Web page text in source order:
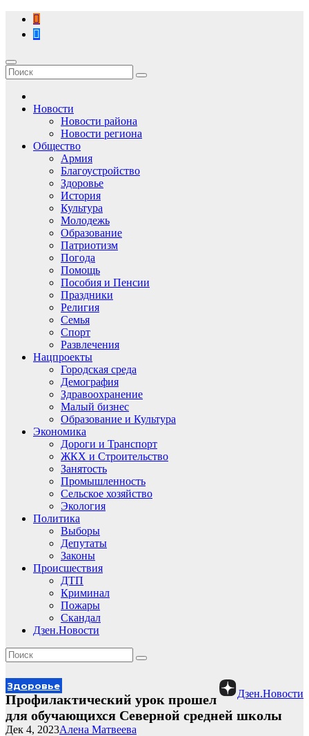
Перейти
содержимому
Новости
Новости района
Новости региона
Общество
Армия
Благоустройство
Здоровье
История
Культура
Молодежь
Образование
Патриотизм
Погода
Помощь
Пособия и Пенсии
Праздники
Религия
Семья
Спорт
Развлечения
Нацпроекты
Городская среда
Демография
Здравоохранение
Малый бизнес
Образование и Культура
Экономика
Дороги и Транспорт
ЖКХ и Строительство
Занятость
Промышленность
Сельское хозяйство
Экология
Политика
Выборы
Депутаты
Законы
Происшествия
ДТП
Криминал
Пожары
Скандал
Дзен.Новости
Дзен.Новости
Здоровье
Профилактический урок прошел
для обучающихся Северной средней школы
Алена Матвеева
Дек 4, 2023